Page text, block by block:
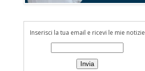
Inserisci la tua email e ricevi le mie notizie